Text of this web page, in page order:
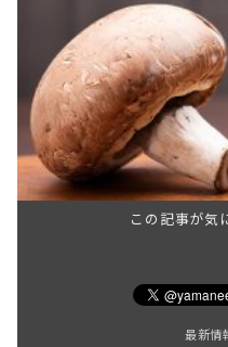
この記事が気
最新情